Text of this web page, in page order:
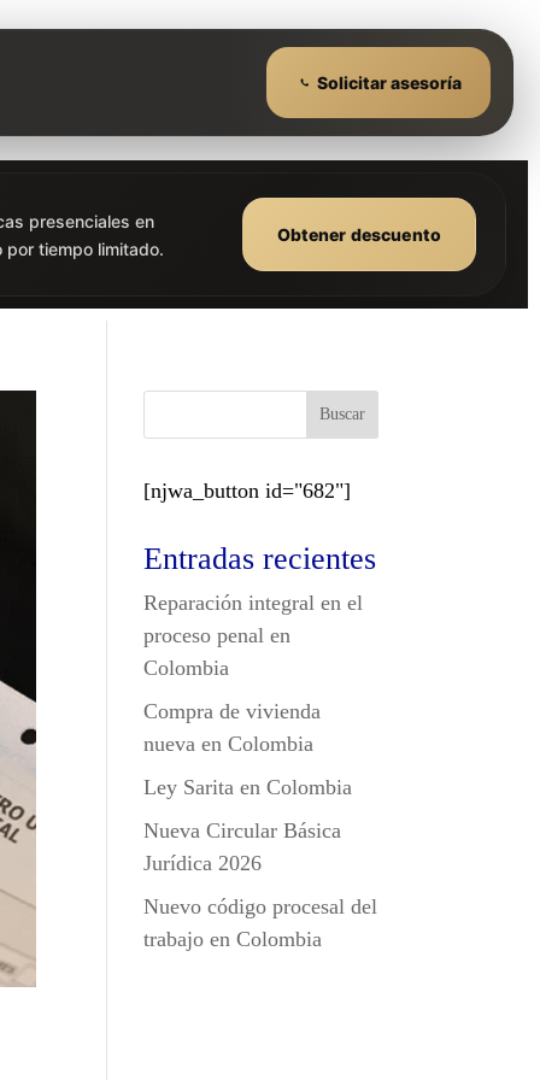
Solicitar asesoría
presenciales en
tiempo limitado.
Obtener descuento
Buscar
[njwa_button id="682"]
Entradas recientes
Reparación integral en el
proceso penal en
Colombia
Compra de vivienda
nueva en Colombia
Ley Sarita en Colombia
Nueva Circular Básica
Jurídica 2026
Nuevo código procesal del
trabajo en Colombia